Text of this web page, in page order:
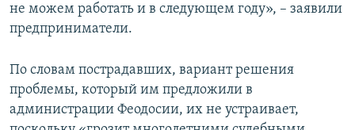
не можем работать и в следующем году», – заявили
предприниматели.
По словам пострадавших, вариант решения
проблемы, который им предложили в
администрации Феодосии, их не устраивает,